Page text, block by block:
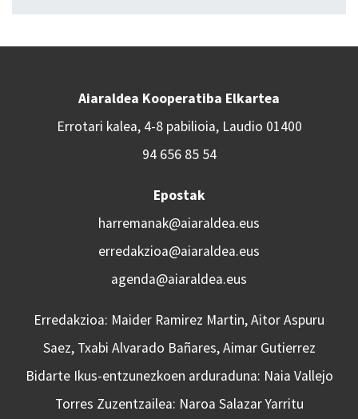
Aiaraldea Kooperatiba Elkartea
Errotari kalea, 4-8 pabilioia, Laudio 01400
94 656 85 54
Epostak
harremanak@aiaraldea.eus
erredakzioa@aiaraldea.eus
agenda@aiaraldea.eus
Erredakzioa: Maider Ramirez Martin, Aitor Aspuru
Saez, Txabi Alvarado Bañares, Aimar Gutierrez
Bidarte Ikus-entzunezkoen arduraduna: Naia Vallejo
Torres Zuzentzailea: Naroa Salazar Yarritu